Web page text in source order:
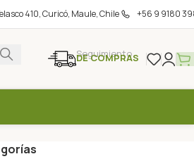
410, Curicó, Maule, Chile +56 9 9180
Seguimiento
DE COMPRAS